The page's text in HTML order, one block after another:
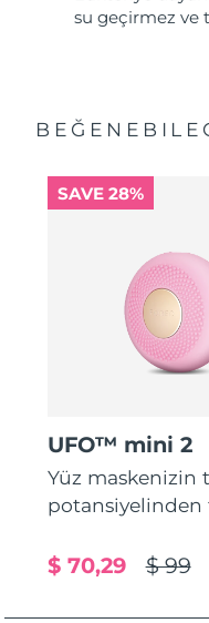
su geçirmez ve
SAVE 28%
UFO™ mini 2
Yüz maskenizin
potansiyelinden
$ 99
$ 70,29